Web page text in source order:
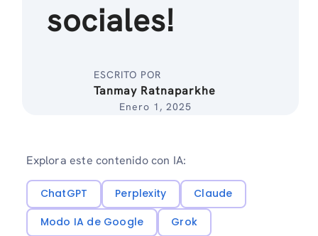
sociales!
ESCRITO POR
Tanmay Ratnaparkhe
Enero 1, 2025
Explora este contenido con IA:
ChatGPT Perplexity
Claude
Modo IA de Google
Grok